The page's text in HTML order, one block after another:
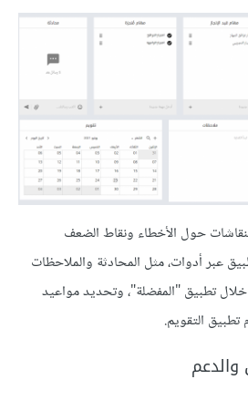
حول الأخطاء ونقاط الضعف
عبر أدوات، مثل المحادثة والملاحظات
تطبيق "المفضلة"، وتحديد مواعيد
تطبيق التقويم.